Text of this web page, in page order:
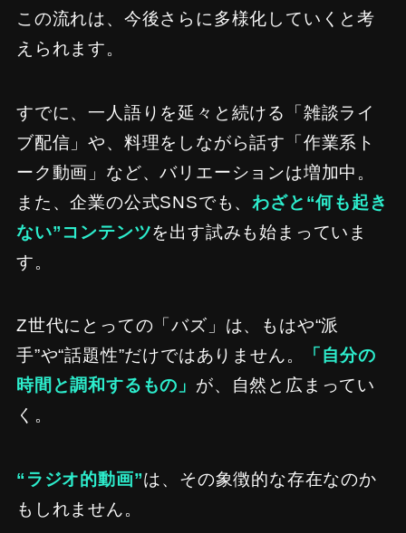
この流れは、今後さらに多様化していくと考
えられます。
すでに、一人語りを延々と続ける「雑談ライ
ブ配信」や、料理をしながら話す「作業系ト
ーク動画」など、バリエーションは増加中。
また、企業の公式SNSでも、わざと“何も起き
ない”コンテンツを出す試みも始まっていま
す。
Z世代にとっての「バズ」は、もはや“派
手”や“話題性”だけではありません。
「自分の
時間と調和するもの」 が、自然と広まってい
く。
“ラジオ的動画”は、その象徴的な存在なのか
もしれません。